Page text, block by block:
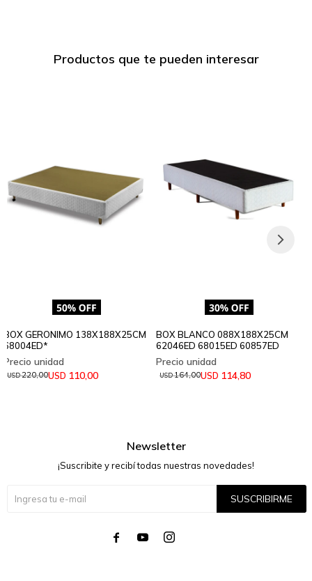
Productos que te pueden interesar
BOX GERONIMO 138X188X25CM
68004ED*
USD 110,00
USD220,00
BOX BLANCO 088X188X25CM
62046ED 68015ED 60857ED
USD 114,80
USD164,00
Newsletter
¡Suscribite y recibí todas nuestras novedades!
SUSCRIBIRME
  